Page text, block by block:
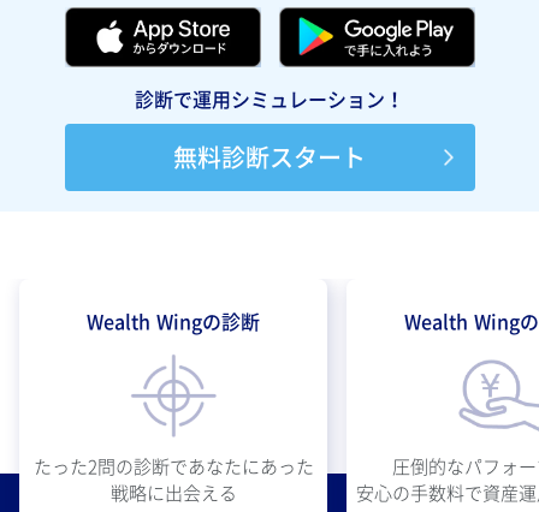
診断で運用シミュレーション！
無料診断スタート
Wealth Wingの診断
たった2問の診断であなたにあった
戦略に出会える
Wealth Wing
圧倒的なパフォ
安心の手数料で資産